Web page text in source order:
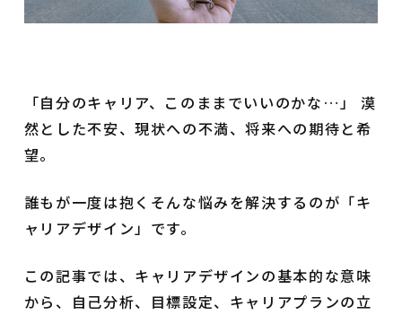
「自分のキャリア、このままでいいのかな…」 漠
然とした不安、現状への不満、将来への期待と希
望。
誰もが一度は抱くそんな悩みを解決するのが「キ
ャリアデザイン」です。
この記事では、キャリアデザインの基本的な意味
から、自己分析、目標設定、キャリアプランの立